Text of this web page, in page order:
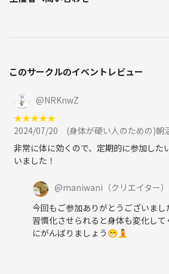
このサークルのイベントレビュー
@NRKnwZ
★★★★★
2024/07/20
(身体が硬い人のための)
非常に体に効くので、定期的に参加し
いました！
@maniwani （クリエイター）
今回もご参加ありがとうございま
習慣化させられると身体も変化し
にがんばりましょう😁🧘